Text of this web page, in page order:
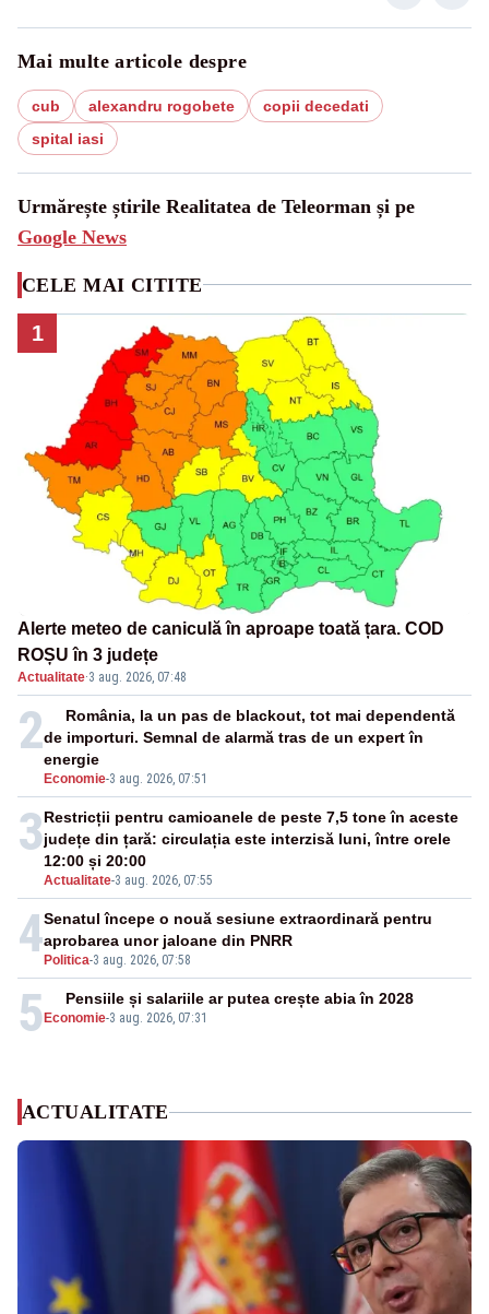
Mai multe articole despre
cub alexandru rogobete
copii decedati
spital iasi
Urmărește știrile Realitatea de Teleorman și pe
Google News
CELE MAI CITITE
1
Alerte meteo de caniculă în aproape toată țara. COD
ROȘU în 3 județe
Actualitate·3 aug. 2026, 07:48
2
Economie-3 aug. 2026, 07:51
România, la un pas de blackout, tot mai dependentă
de importuri. Semnal de alarmă tras de un expert în
energie
3
Actualitate-3 aug. 2026, 07:55
Restricții pentru camioanele de peste 7,5 tone în aceste
județe din țară: circulația este interzisă luni, între orele
12:00 și 20:00
4 Politica-3 aug. 2026, 07:58
Senatul începe o nouă sesiune extraordinară pentru
aprobarea unor jaloane din PNRR
5 Economie-3 aug. 2026, 07:31
Pensiile și salariile ar putea crește abia în 2028
ACTUALITATE